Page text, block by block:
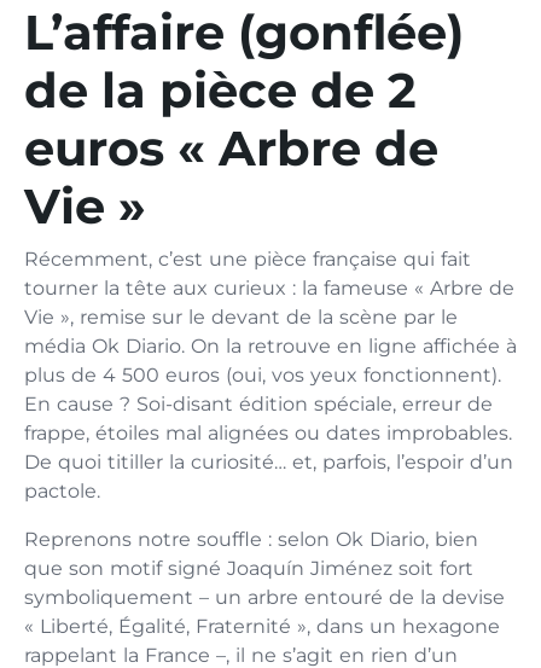
L’affaire (gonflée)
de la pièce de 2
euros « Arbre de
Vie »
Récemment, c’est une pièce française qui fait
tourner la tête aux curieux : la fameuse « Arbre de
Vie », remise sur le devant de la scène par le
média Ok Diario. On la retrouve en ligne affichée à
plus de 4 500 euros (oui, vos yeux fonctionnent).
En cause ? Soi-disant édition spéciale, erreur de
frappe, étoiles mal alignées ou dates improbables.
De quoi titiller la curiosité… et, parfois, l’espoir d’un
pactole.
Reprenons notre souffle : selon Ok Diario, bien
que son motif signé Joaquín Jiménez soit fort
symboliquement – un arbre entouré de la devise
« Liberté, Égalité, Fraternité », dans un hexagone
rappelant la France –, il ne s’agit en rien d’un